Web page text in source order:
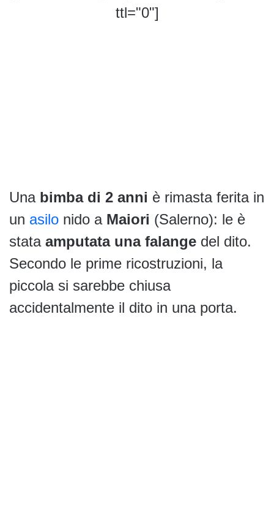
ttl="0"]
Una bimba di 2 anni è rimasta ferita in
un asilo nido a Maiori (Salerno): le è
stata amputata una falange del dito.
Secondo le prime ricostruzioni, la
piccola si sarebbe chiusa
accidentalmente il dito in una porta.